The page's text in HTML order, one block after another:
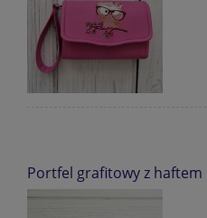
Portfel grafitowy z haftem